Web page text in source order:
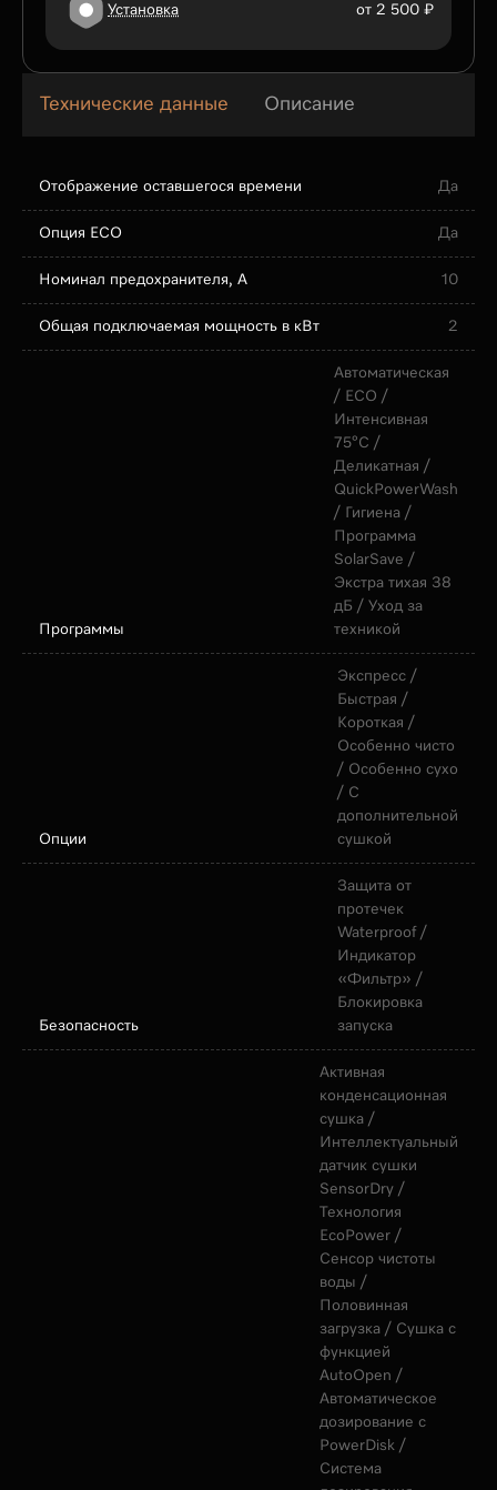
Установка от 2 500 ₽
Технические данные Описание
Отображение оставшегося времени Да
Опция ECO Да
Номинал предохранителя, А 10
Общая подключаемая мощность в кВт 2
Программы
Автоматическая
/ ECO /
Интенсивная
75°С /
Деликатная /
QuickPowerWash
/ Гигиена /
Программа
SolarSave /
Экстра тихая 38
дБ / Уход за
техникой
Опции
Экспресс /
Быстрая /
Короткая /
Особенно чисто
/ Особенно сухо
/ С
дополнительной
сушкой
Безопасность
Защита от
протечек
Waterproof /
Индикатор
«Фильтр» /
Блокировка
запуска
Активная
конденсационная
сушка /
Интеллектуальный
датчик сушки
SensorDry /
Технология
EcoPower /
Сенсор чистоты
воды /
Половинная
загрузка / Сушка с
функцией
AutoOpen /
Автоматическое
дозирование с
PowerDisk /
Система